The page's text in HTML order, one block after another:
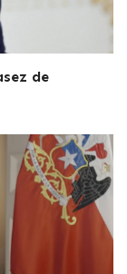
de